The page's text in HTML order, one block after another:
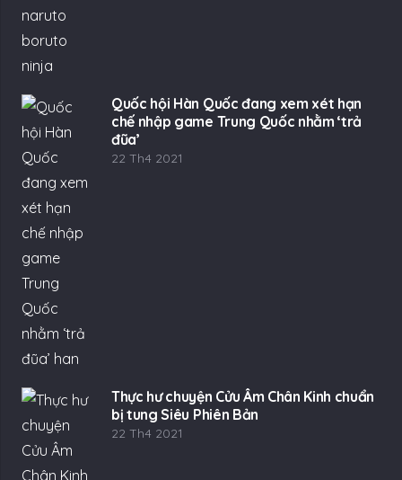
Quốc hội Hàn Quốc đang xem xét hạn
chế nhập game Trung Quốc nhằm ‘trả
đũa’
22 Th4 2021
Thực hư chuyện Cửu Âm Chân Kinh chuẩn
bị tung Siêu Phiên Bản
22 Th4 2021